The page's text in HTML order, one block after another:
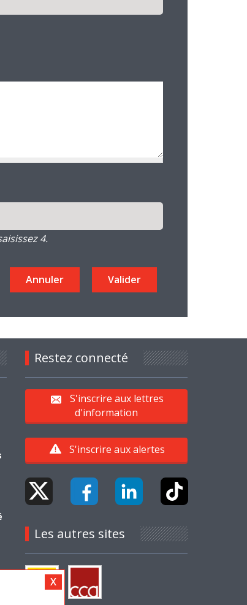
4.
Restez connecté
S'inscrire aux lettres
d'information
S'inscrire aux alertes
Les autres sites